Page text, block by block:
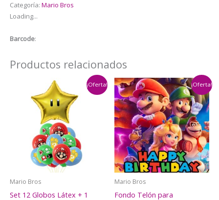
Categoría: Mario Bros
Loading...
Barcode:
Productos relacionados
¡Oferta!
Mario Bros
Set 12 Globos Látex + 1
¡Oferta!
Mario Bros
Fondo Telón para